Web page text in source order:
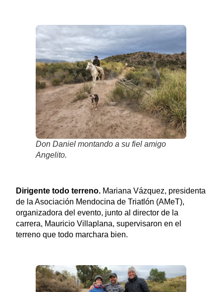
Don Daniel montando a su fiel amigo
Angelito.
Dirigente todo terreno.Mariana Vázquez, presidenta
de la Asociación Mendocina de Triatlón (AMeT),
organizadora del evento, junto al director de la
carrera, Mauricio Villaplana, supervisaron en el
terreno que todo marchara bien.